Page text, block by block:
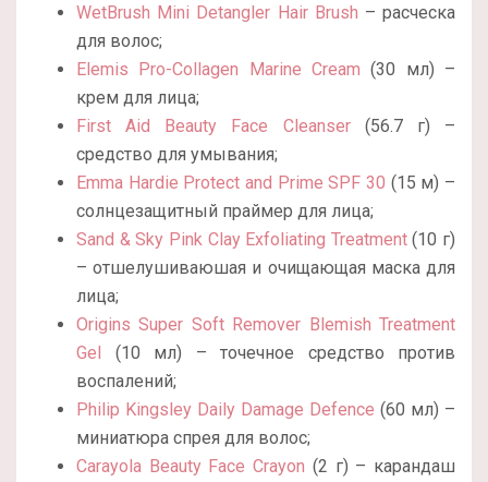
WetBrush Mini Detangler Hair Brush – расческа
для волос;
Elemis Pro-Collagen Marine Cream (30 мл) –
крем для лица;
First Aid Beauty Face Cleanser(56.7 г) –
средство для умывания;
Emma Hardie Protect and Prime SPF 30 (15 м) –
солнцезащитный праймер для лица;
Sand & Sky Pink Clay Exfoliating Treatment(10 г)
– отшелушиваюшая и очищающая маска для
лица;
Origins Super Soft Remover Blemish Treatment
Gel (10 мл) – точечное средство против
воспалений;
Philip Kingsley Daily Damage Defence (60 мл) –
миниатюра спрея для волос;
Carayola Beauty Face Crayon (2 г) – карандаш